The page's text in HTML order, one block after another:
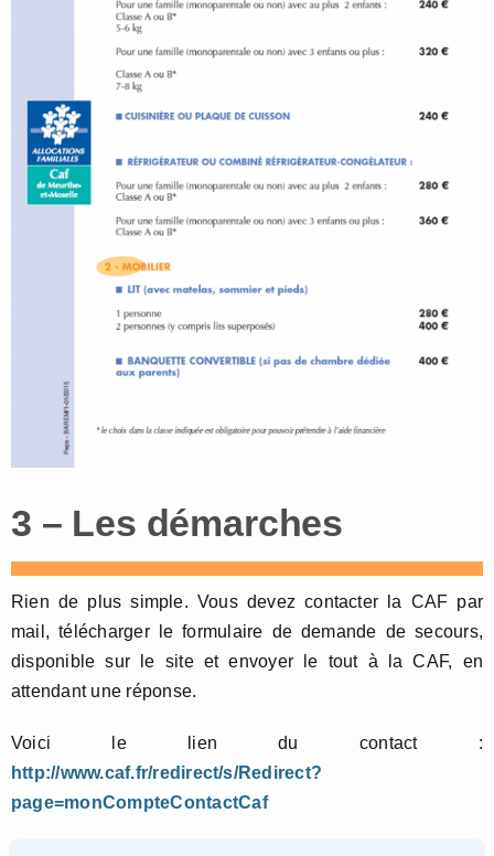
3 – Les démarches
Rien de plus simple. Vous devez contacter la CAF par
mail, télécharger le formulaire de demande de secours,
disponible sur le site et envoyer le tout à la CAF, en
attendant une réponse.
Voici le lien du contact :
http://www.caf.fr/redirect/s/Redirect?
page=monCompteContactCaf